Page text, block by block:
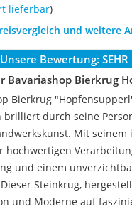
lieferbar)
und weitere
Unsere Bewertung: SEHR
Bavariashop Bierkrug
Bierkrug
brilliert durch seine
Mit
hochwertigen
und einem
Steinkrug,
und Moderne auf